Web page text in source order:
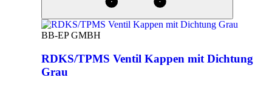
BB-EP GMBH
RDKS/TPMS Ventil Kappen mit Dichtung
Grau